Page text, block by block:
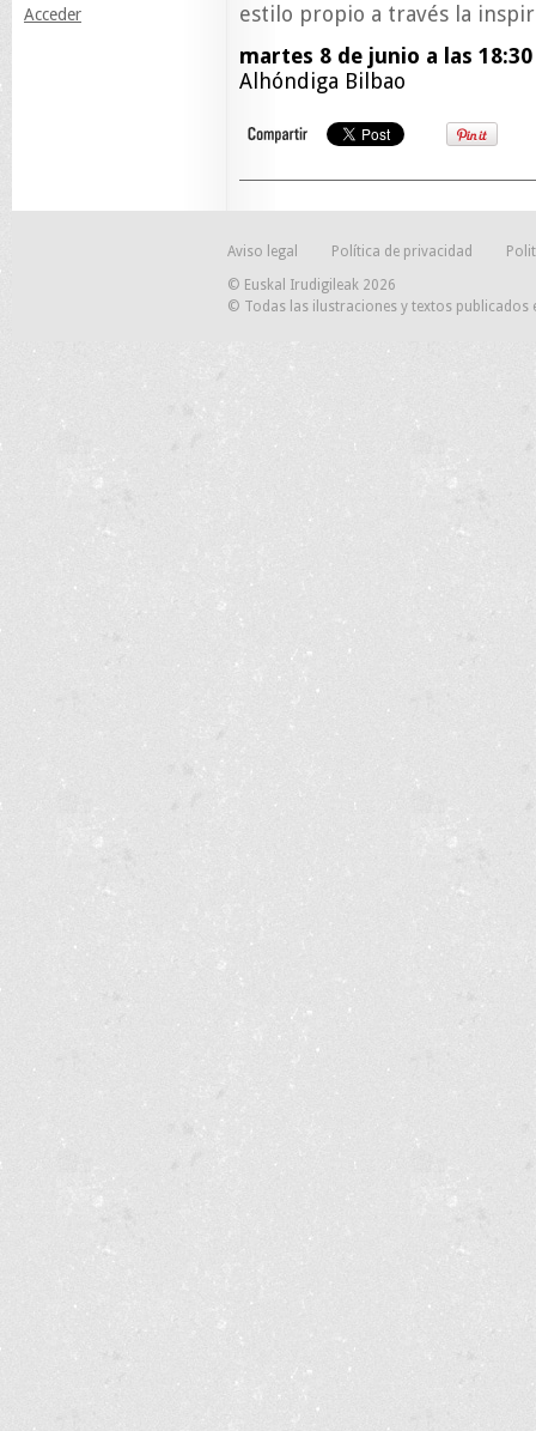
Acceder
estilo propio a través la
martes 8 de junio a las
Alhóndiga Bilbao
Aviso legal Política de privacidad
© Euskal Irudigileak 2026
© Todas las ilustraciones y textos publicados